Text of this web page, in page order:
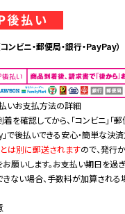
ンビニ・郵便局・銀行・PayPay）
いお支払方法の詳細
を確認してから、「コンビニ」「郵
」で後払いできる安心・簡単な決
は別に郵送されますので、発行
願いします。お支払い期日を過
ない場合、手数料が加算される